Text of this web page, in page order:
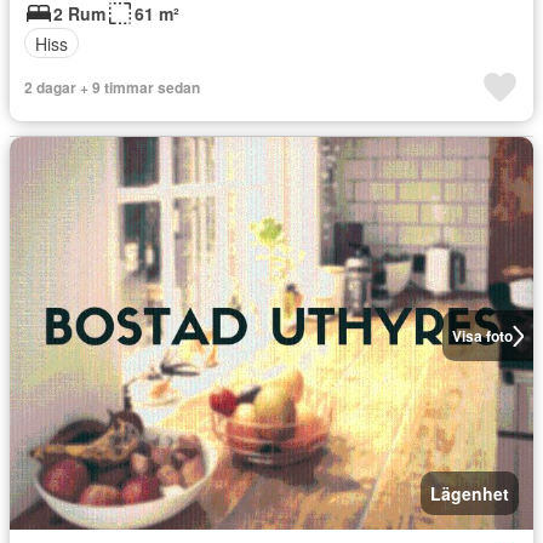
2 Rum
61 m²
Hiss
2 dagar + 9 timmar sedan
Visa foto
Lägenhet